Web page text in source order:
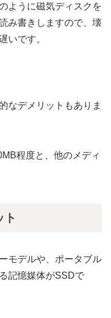
ように磁気ディスクを
み書きしますので、壊
いです。
なデメリットもありま
程度と、他のメディ
ト
モデルや、ポータブル
記憶媒体がSSDで